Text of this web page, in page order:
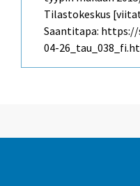
Tilastokeskus
Saantitapa:
04-